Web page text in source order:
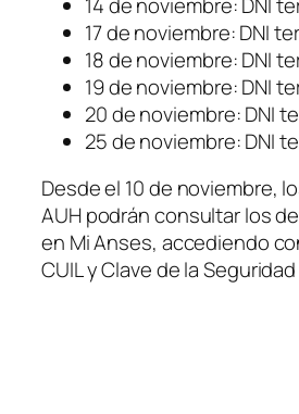
17 de noviembre: DNI
18 de noviembre: DNI
19 de noviembre: DNI
20 de noviembre: DNI
25 de noviembre: DNI
Desde el 10 de noviembre,
AUH podrán consultar los
en Mi Anses, accediendo
CUIL y Clave de la